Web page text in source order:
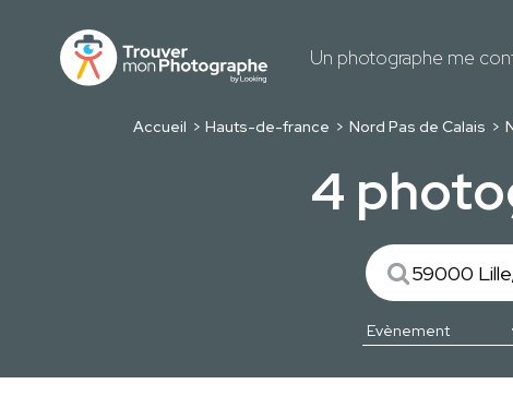
Un photographe me
Accueil Hauts-de-france Nord Pas de Calais
4